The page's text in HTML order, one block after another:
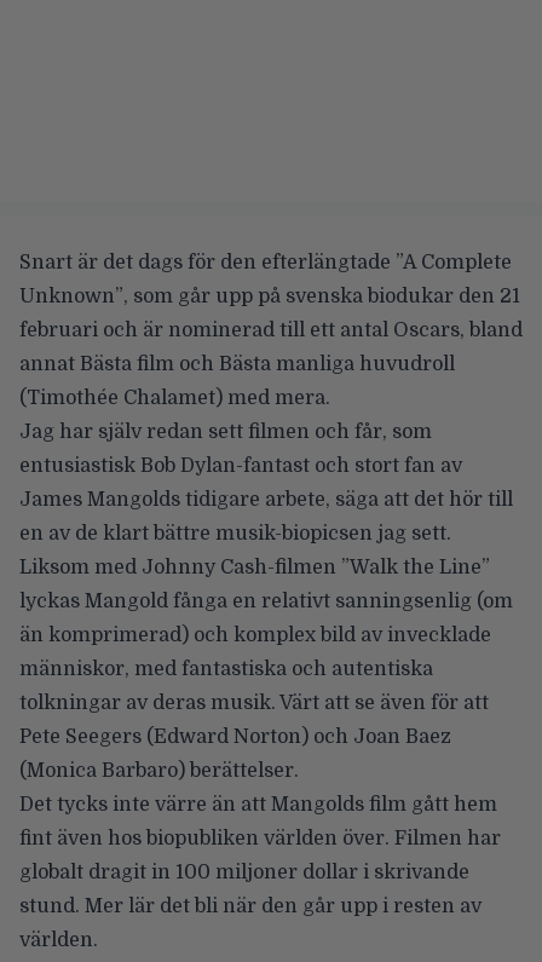
Snart är det dags för den efterlängtade ”A Complete
Unknown”, som går upp på svenska biodukar den 21
februari och är nominerad till ett antal Oscars, bland
annat Bästa film och Bästa manliga huvudroll
(Timothée Chalamet) med mera.
Jag har själv redan sett filmen och får, som
entusiastisk Bob Dylan-fantast och stort fan av
James Mangolds tidigare arbete, säga att det hör till
en av de klart bättre musik-biopicsen jag sett.
Liksom med Johnny Cash-filmen ”Walk the Line”
lyckas Mangold fånga en relativt sanningsenlig (om
än komprimerad) och komplex bild av invecklade
människor, med fantastiska och autentiska
tolkningar av deras musik. Värt att se även för att
Pete Seegers (Edward Norton) och Joan Baez
(Monica Barbaro) berättelser.
Det tycks inte värre än att Mangolds film gått hem
fint även hos biopubliken världen över. Filmen har
globalt dragit in 100 miljoner dollar i skrivande
stund. Mer lär det bli när den går upp i resten av
världen.